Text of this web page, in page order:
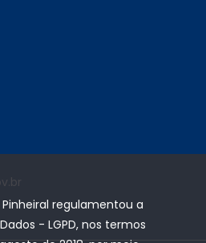
regulamentou a
- LGPD, nos termos